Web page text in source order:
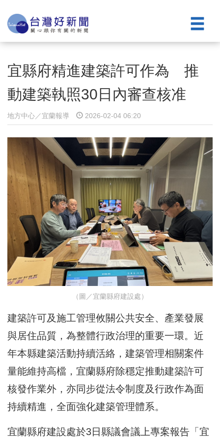
宜縣府精進建築許可作為 推
動建築執照30日內審查核准
地方中心／宜蘭報導 2026-02-04 06:20
（圖／宜蘭縣府建設處）
建築許可及施工管理攸關公共安全、產業發展
與居住品質，為整體行政治理的重要一環。近
年本縣建築活動持續活絡，建築管理相關案件
量能維持高檔，宜蘭縣府除穩定推動建築許可
核發作業外，亦同步從法令制度及行政作為面
持續精進，全面強化建築管理體系。
宜蘭縣府建設處於3日縣議會議上專案報告「宜